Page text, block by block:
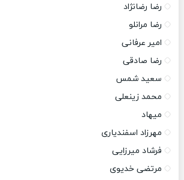
رضا رضانژاد
رضا مرانلو
امیر عرفانی
رضا صادقی
سعید شمس
محمد زینعلی
میهاد
مهرزاد اسفندیاری
فرشاد میرزایی
مرتضی خدیوی